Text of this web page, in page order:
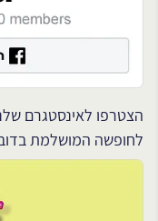
הצטרפו לאינסטגרם
לחופשה המושלמת